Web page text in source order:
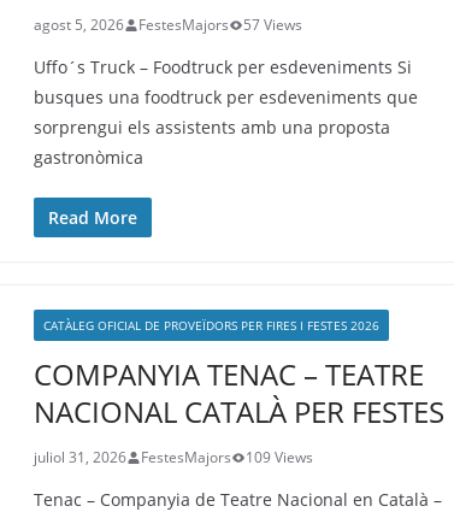
agost 5, 2026 FestesMajors 57 Views
Uffo´s Truck – Foodtruck per esdeveniments Si
busques una foodtruck per esdeveniments que
sorprengui els assistents amb una proposta
gastronòmica
Read More
CATÀLEG OFICIAL DE PROVEÏDORS PER FIRES I FESTES 2026
COMPANYIA TENAC – TEATRE
NACIONAL CATALÀ PER FESTES
juliol 31, 2026 FestesMajors 109 Views
Tenac – Companyia de Teatre Nacional en Català –